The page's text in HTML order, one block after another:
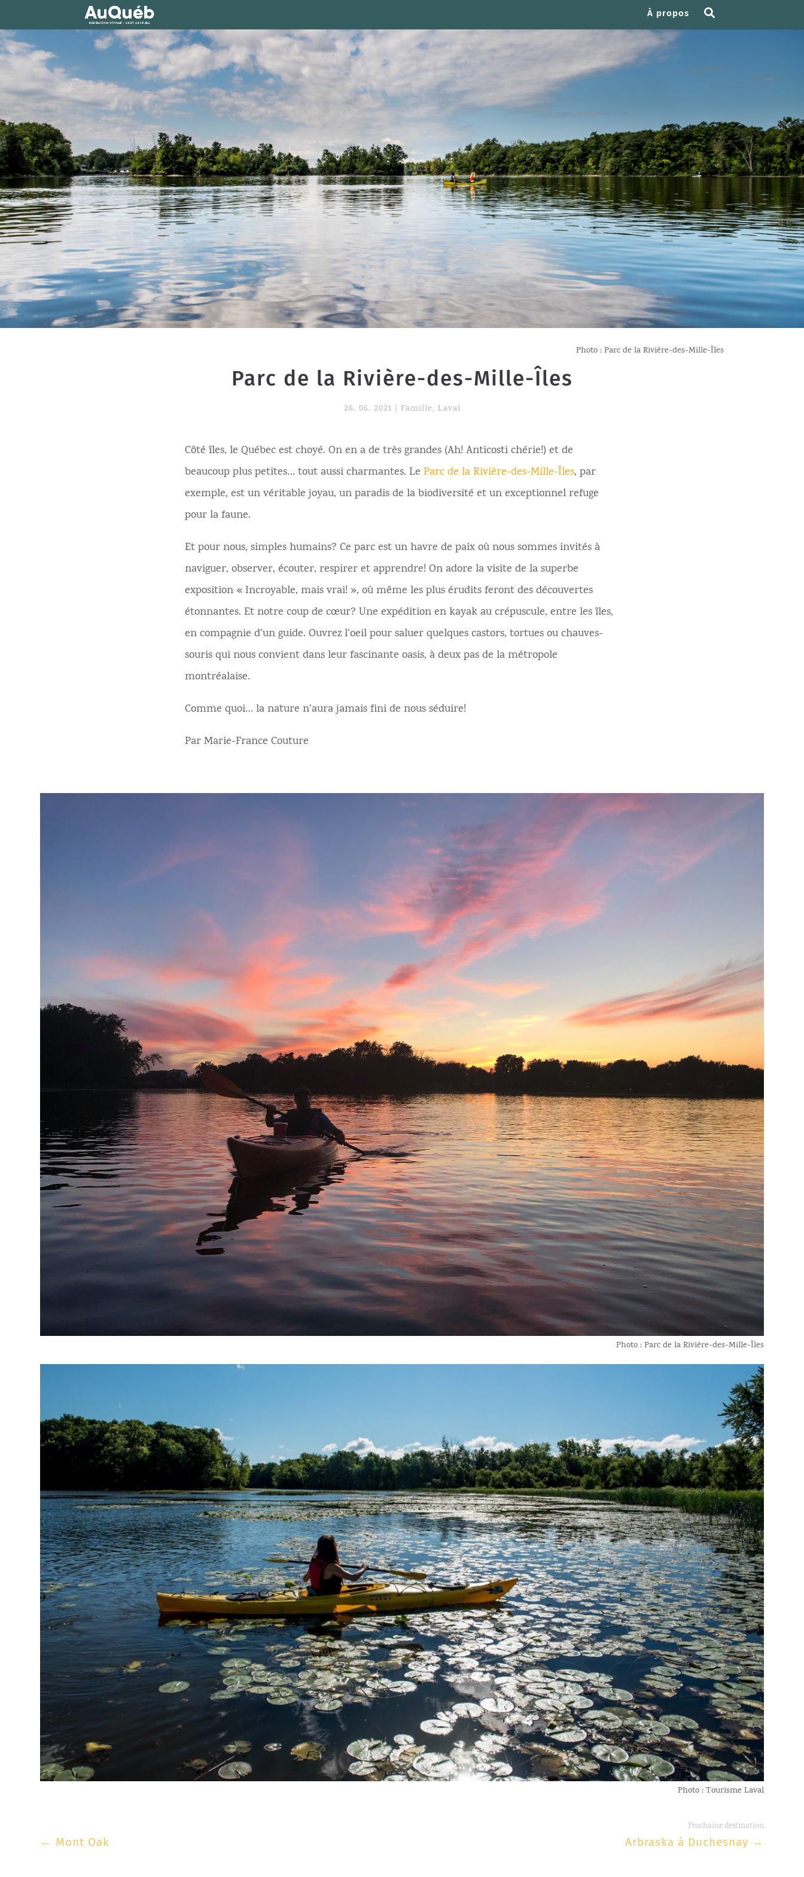
À propos
Photo : Parc de la Rivière-des-Mille-Îles
Parc de la Rivière-des-Mille-Îles
26. 06. 2021 Famille, Laval
Côté îles, le Québec est choyé. On en a de très grandes (Ah! Anticosti chérie!) et de
beaucoup plus petites… tout aussi charmantes. LeParc de la Rivière-des-Mille-Îles, par
exemple, est un véritable joyau, un paradis de la biodiversité et un exceptionnel refuge
pour la faune.
Et pour nous, simples humains? Ce parc est un havre de paix où nous sommes invités à
naviguer, observer, écouter, respirer et apprendre! On adore la visite de la superbe
exposition « Incroyable, mais vrai! », où même les plus érudits feront des découvertes
étonnantes. Et notre coup de cœur? Une expédition en kayak au crépuscule, entre les îles,
en compagnie d’un guide. Ouvrez l’oeil pour saluer quelques castors, tortues ou chauves-
souris qui nous convient dans leur fascinante oasis, à deux pas de la métropole
montréalaise.
Comme quoi… la nature n’aura jamais fini de nous séduire!
Par Marie-France Couture
Photo : Parc de la Rivière-des-Mille-Îles
Photo : Tourisme Laval
Prochaine destination
← Mont Oak Arbraska à Duchesnay →